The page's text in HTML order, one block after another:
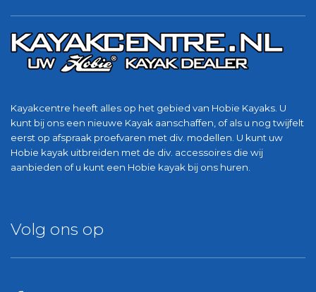
Kayakcentre heeft alles op het gebied van Hobie Kayaks. U
kunt bij ons een nieuwe Kayak aanschaffen, of als u nog twijfelt
eerst op afspraak proefvaren met div. modellen. U kunt uw
Hobie kayak uitbreiden met de div. accessoires die wij
aanbieden of u kunt een Hobie kayak bij ons huren.
Volg ons op